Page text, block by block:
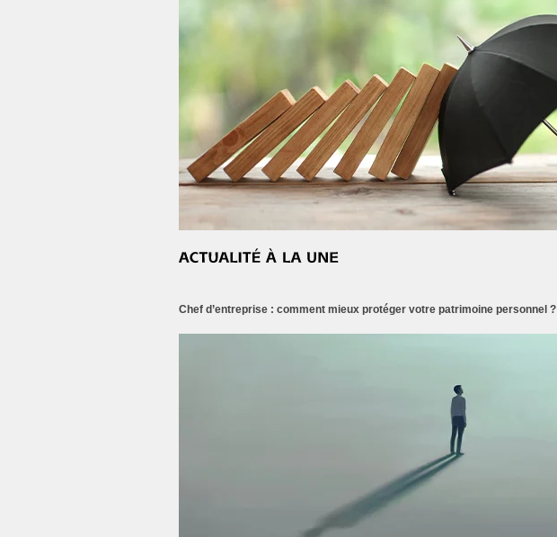
Chef d’entreprise : comment mieux protéger votre patrimoine personnel ?